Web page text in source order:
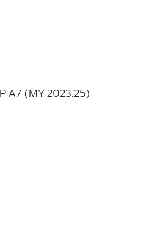
A7 (MY 2023.25)